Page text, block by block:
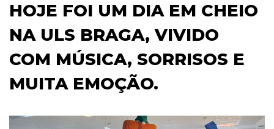
HOJE FOI UM DIA EM CHEIO
NA ULS BRAGA, VIVIDO
COM MÚSICA, SORRISOS E
MUITA EMOÇÃO.